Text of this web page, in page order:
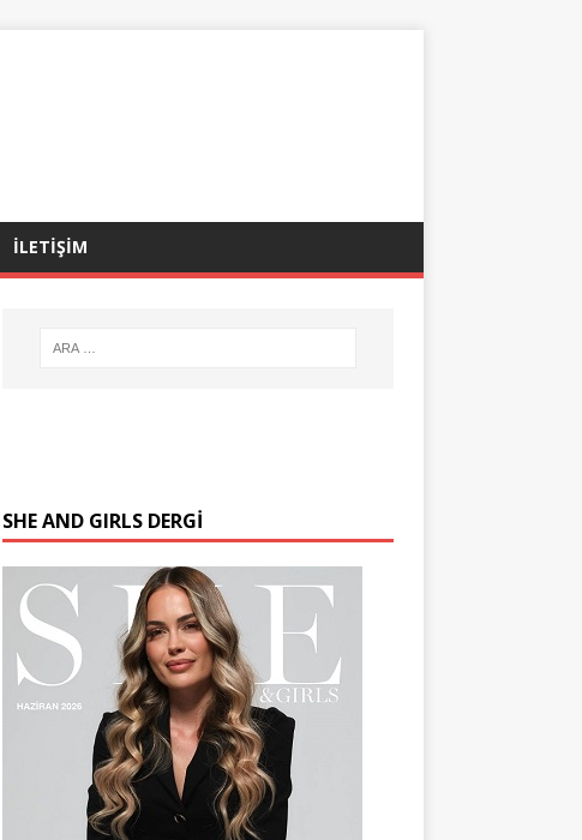
İLETİŞİM
SHE AND GIRLS DERGİ